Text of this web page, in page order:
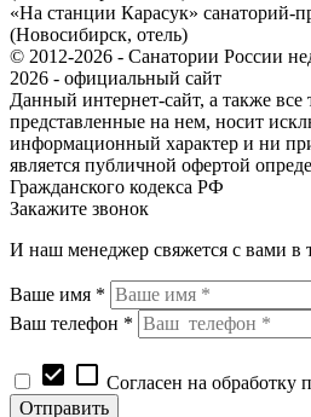
«На станции Карасук» санаторий-
(Новосибирск, отель)
© 2012-2026 - Санатории России
2026 - официальный сайт
Данный интернет-сайт, а также
представленные на нем, носит
информационный характер и ни
является публичной офертой
Гражданского кодекса РФ
Закажите звонок
И наш менеджер свяжется с вами в
Ваше имя *
Ваш телефон *
check_box check_box_outline_blank Согласен на обработку